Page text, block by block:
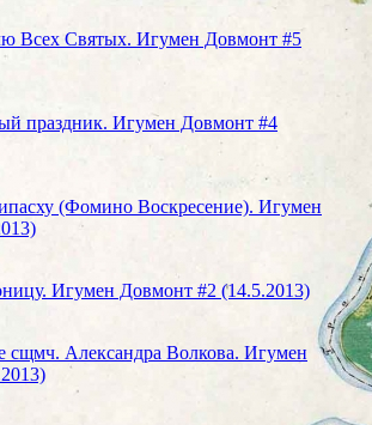
Всех Святых. Игумен Довмонт #5
праздник. Игумен Довмонт #4
(Фомино Воскресение). Игумен
Игумен Довмонт #2 (14.5.2013)
сщмч. Александра Волкова. Игумен